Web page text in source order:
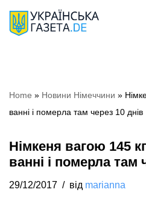
Перейти
Home » Новини Німеччини »
ванні і померла там через 10 днів
Німкеня вагою 145
ванні і померла там
29/12/2017 від marianna